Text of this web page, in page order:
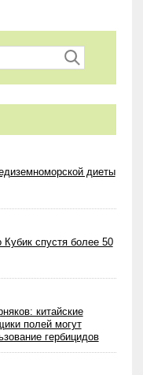
диеты
Кубик спустя более 50
китайские
полей могут
гербицидов